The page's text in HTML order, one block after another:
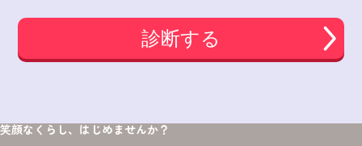
診断する
笑顔なくらし、はじめませんか？